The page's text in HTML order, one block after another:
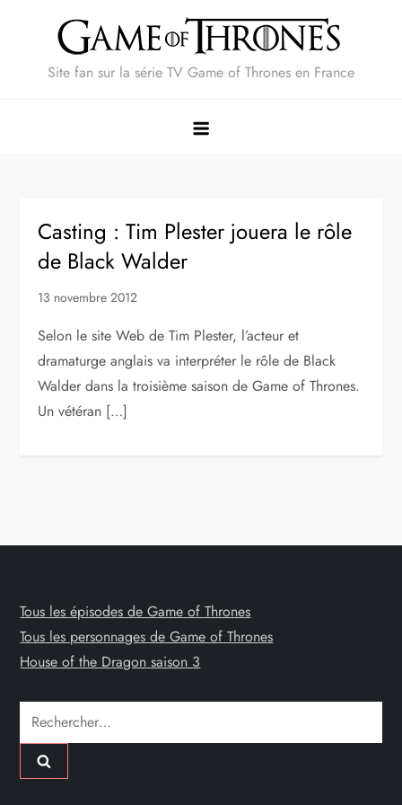
Site fan sur la série TV Game of Thrones en France
Casting : Tim Plester jouera le rôle
de Black Walder
13 novembre 2012
Selon le site Web de Tim Plester, l’acteur et
dramaturge anglais va interpréter le rôle de Black
Walder dans la troisième saison de Game of Thrones.
Un vétéran […]
Tous les épisodes de Game of Thrones
Tous les personnages de Game of Thrones
House of the Dragon saison 3
Rechercher :